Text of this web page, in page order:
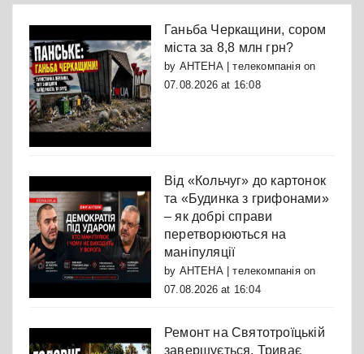
Ганьба Черкащини, сором
міста за 8,8 млн грн?
by АНТЕНА | телекомпаніяon
07.08.2026 at 16:08
Від «Кольчуг» до картонок
та «Будинка з грифонами»
– як добрі справи
перетворюються на
маніпуляції
by АНТЕНА | телекомпаніяon
07.08.2026 at 16:04
Ремонт на Святотроїцькій
завершується. Триває